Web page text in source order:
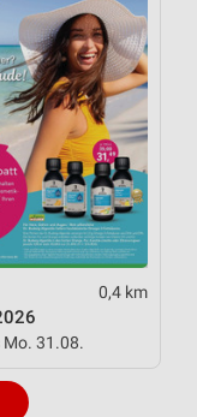
0,4 km
31.08.